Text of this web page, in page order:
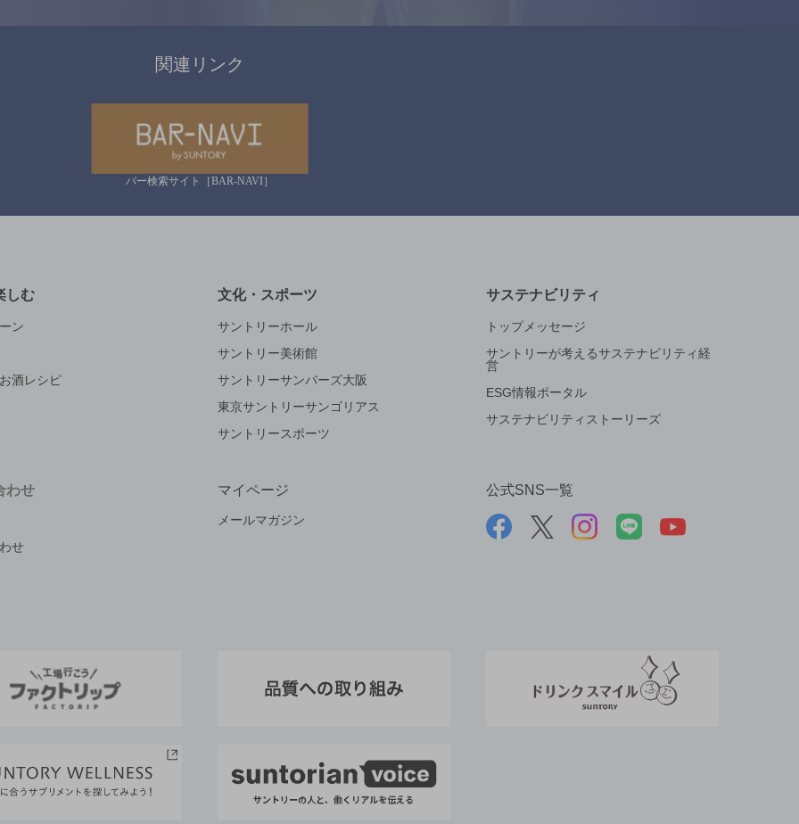
関連リンク
バー検索サイト［BAR-NAVI］
しむ
ン
酒レシピ
文化・スポーツ
サントリーホール
サントリー美術館
サントリーサンバーズ大阪
東京サントリーサンゴリアス
サントリースポーツ
サステナビリティ
トップメッセージ
サントリーが考えるサステナビリティ経
営
ESG情報ポータル
サステナビリティストーリーズ
わせ
せ
マイページ
メールマガジン
公式SNS一覧